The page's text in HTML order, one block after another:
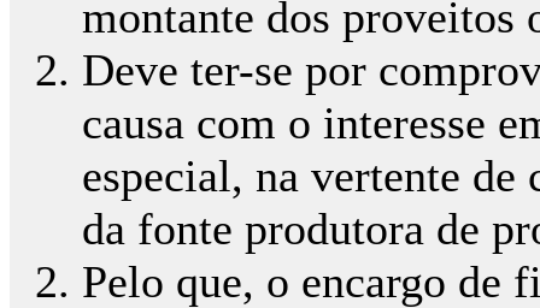
montante dos proveitos
Deve ter-se por
causa com o interesse
especial, na vertente de
da fonte produtora de
Pelo que, o encargo de